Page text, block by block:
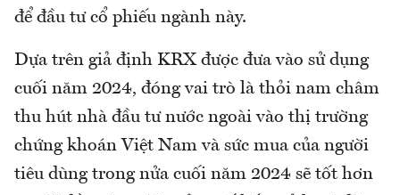
để đầu tư cổ phiếu ngành này.
Dựa trên giả định KRX được đưa vào sử dụng
cuối năm 2024, đóng vai trò là thỏi nam châm
thu hút nhà đầu tư nước ngoài vào thị trường
chứng khoán Việt Nam và sức mua của người
tiêu dùng trong nửa cuối năm 2024 sẽ tốt hơn